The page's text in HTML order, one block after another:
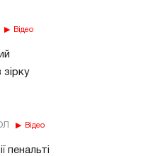
Відео
Відео
пенальті